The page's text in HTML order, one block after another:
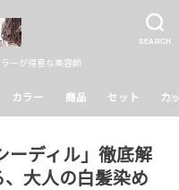
SEARCH
ーが得意な美容師
カラー 商品 セット カ
ーディル」徹底解
大人の白髪染め